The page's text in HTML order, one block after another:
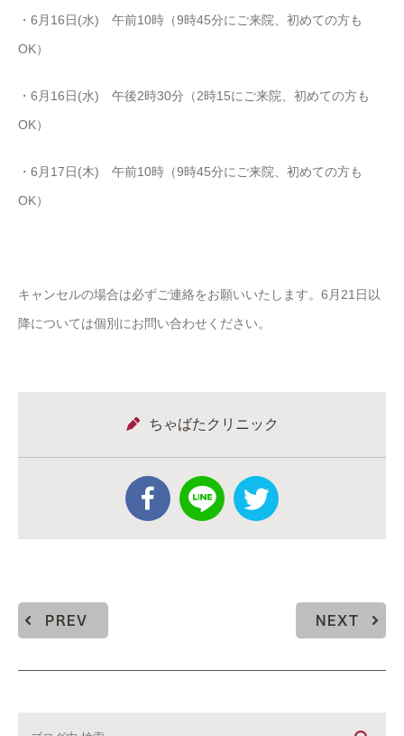
・6月16日(水) 午前10時（9時45分にご来院、初めての方も
OK）
・6月16日(水) 午後2時30分（2時15にご来院、初めての方も
OK）
・6月17日(木) 午前10時（9時45分にご来院、初めての方も
OK）
キャンセルの場合は必ずご連絡をお願いいたします。6月21日以
降については個別にお問い合わせください。
ちゃばたクリニック
PREV NEXT